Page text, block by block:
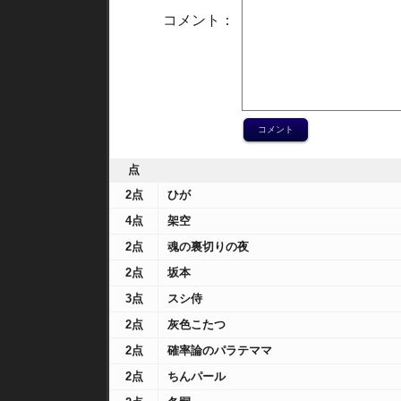
コメント：
点
2点
ひが
4点
架空
2点
魂の裏切りの夜
2点
坂本
3点
スシ侍
2点
灰色こたつ
2点
確率論のパラテママ
2点
ちんパール